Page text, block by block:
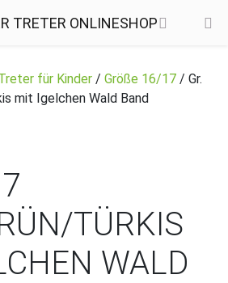
für Kinder / Größe 16/17 / Gr.
mit Igelchen Wald Band
TÜRKIS
WALD